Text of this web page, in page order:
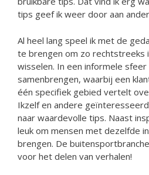
tips geef ik weer door aan
Al heel lang speel ik met de
te brengen om zo rechtstreeks
wisselen. In een informele sfeer
samenbrengen, waarbij een
één specifiek gebied vertelt
Ikzelf en andere
naar waardevolle tips. Naast
leuk om mensen met dezelfde
brengen. De
voor het delen van verhalen!